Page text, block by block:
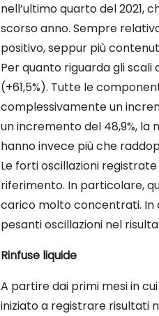
nell’ultimo quarto del 2021,
scorso anno. Sempre
positivo, seppur più
Per quanto riguarda gli scali
(+61,5%). Tutte le
complessivamente un
un incremento del 48,9%,
hanno invece più che
Le forti oscillazioni
riferimento. In particolare,
carico molto concentrati. In
pesanti oscillazioni nel
Rinfuse liquide
A partire dai primi mesi in
iniziato a registrare risultati